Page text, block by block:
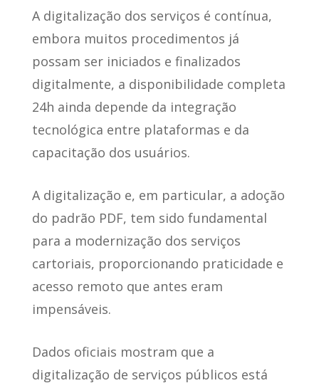
A digitalização dos serviços é contínua,
embora muitos procedimentos já
possam ser iniciados e finalizados
digitalmente, a disponibilidade completa
24h ainda depende da integração
tecnológica entre plataformas e da
capacitação dos usuários.
A digitalização e, em particular, a adoção
do padrão PDF, tem sido fundamental
para a modernização dos serviços
cartoriais, proporcionando praticidade e
acesso remoto que antes eram
impensáveis.
Dados oficiais mostram que a
digitalização de serviços públicos está